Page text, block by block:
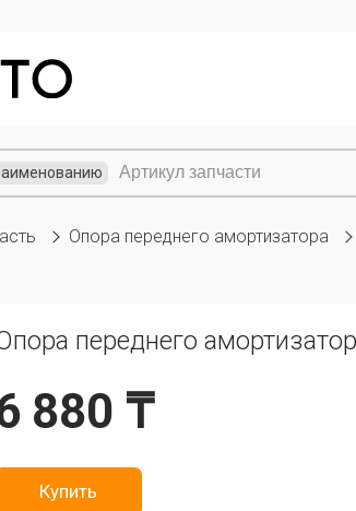
Опора переднего амортизатора
переднего
880 ₸
Купить